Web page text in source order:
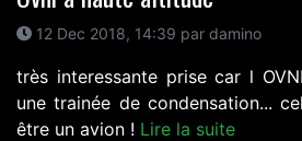
12 Dec 2018, 14:39 par damino
très interessante prise car l
une trainée de condensation...
être un avion ! Lire la suite